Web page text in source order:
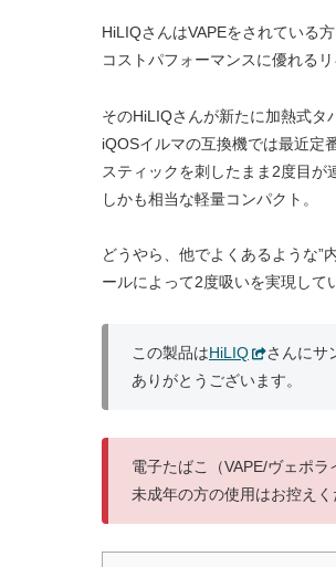
HiLIQさんはVAPEをされている
コストパフォーマンスに優れる
そのHiLIQさんが新たに加熱式タ
iQOSイルマの互換機では最近定
スティックを刺したまま2度目が
しかも相当な軽量コンパクト。
どうやら、他でよくあるような
ールによって2度吸いを実現して
この製品はHiLIQ
さんにサ
ありがとうございます。
電子たばこ（VAPE/ヴェポラ
未成年の方の使用はお控えく